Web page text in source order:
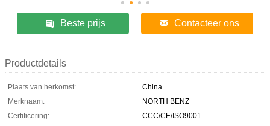
Beste prijs Contacteer ons
Productdetails
Plaats van herkomst:
China
Merknaam:
NORTH BENZ
Certificering:
CCC/CE/ISO9001